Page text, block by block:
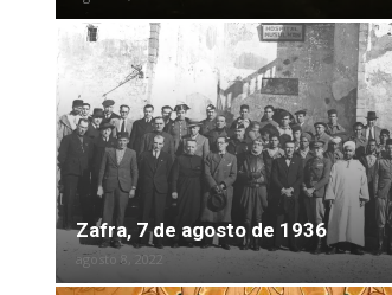
Zafra, 7 de agosto de 1936
agosto 8, 2022